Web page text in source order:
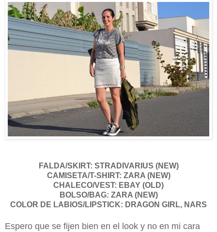
FALDA/SKIRT: STRADIVARIUS (NEW)
CAMISETA/T-SHIRT: ZARA (NEW)
CHALECO/VEST: EBAY (OLD)
BOLSO/BAG: ZARA (NEW)
COLOR DE LABIOS/LIPSTICK: DRAGON GIRL, NARS
Espero que se fijen bien en el look y no en mi cara